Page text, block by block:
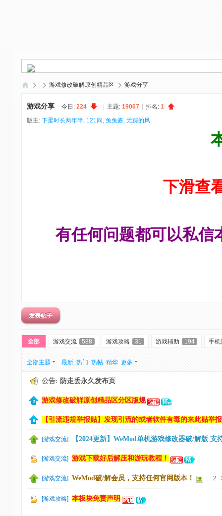
-
学
游戏修改破解原创精品区 游戏分享
游戏分享 今日: 224 主题: 19067 排名: 1
版主: 下蛋时长两年半, 121问, 兔兔酱, 无踪的风
下滑查
有任何问题都可以私信
发表帖子
全部 游戏交流 588 游戏攻略 31 游戏辅助 194 手机
全部主题 最新 热门 热帖 精华 更多
公告: 防走丢永久发布页
游戏修改破觧原创精品区分区版规
【引流违规举报贴】发现引流的或者软件有毒的来此贴举报
[游戏交流] 【2024更新】WeMod单机游戏修改器破/解版 支
[游戏交流] 游戏下载好后解压和游玩教程！
[游戏交流] WeMod破/解会员，支持任何官网版本！ ... 2
[游戏攻略] 本板块免责声明